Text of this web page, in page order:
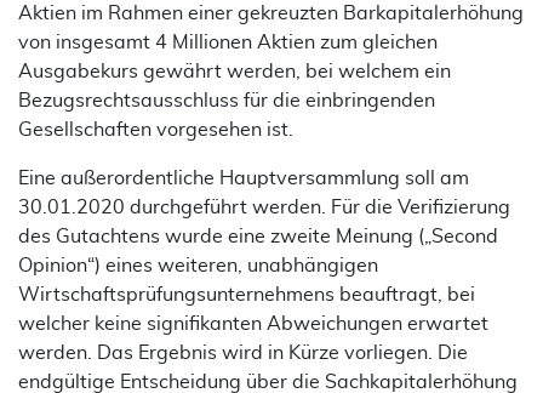
Aktien im Rahmen einer gekreuzten Barkapitalerhöhung
von insgesamt 4 Millionen Aktien zum gleichen
Ausgabekurs gewährt werden, bei welchem ein
Bezugsrechtsausschluss für die einbringenden
Gesellschaften vorgesehen ist.
Eine außerordentliche Hauptversammlung soll am
30.01.2020 durchgeführt werden. Für die Verifizierung
des Gutachtens wurde eine zweite Meinung („Second
Opinion“) eines weiteren, unabhängigen
Wirtschaftsprüfungsunternehmens beauftragt, bei
welcher keine signifikanten Abweichungen erwartet
werden. Das Ergebnis wird in Kürze vorliegen. Die
endgültige Entscheidung über die Sachkapitalerhöhung